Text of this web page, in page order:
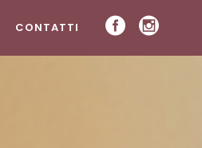
CONTATTI